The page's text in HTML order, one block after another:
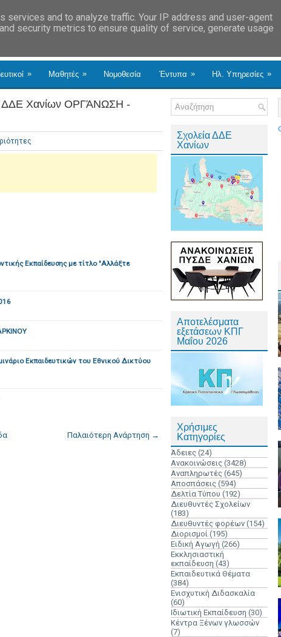
» Μαθητές » Νομοθεσία Έντυπα » Ηλ. Υπηρεσίες »
ΔΔΕ Χανίων ΟΡΓΆΝΩΣΗ -
Εκπαίδευσης με τίτλο "Αλλάξτε
Εκπαιδευτικών του Εθνικού Δικτύου
Παλαιότερη Ανάρτηση →
Σχολεία ΔΔΕ
Χανίων
Αποτελέσματα
εξετάσεων ΚΠΓ
Μαΐου 2026
Χρήσιμες
Κατηγορίες
Άδειες (24)
Ανακοινώσεις (3428)
Αναπληρωτές (645)
Αποσπάσεις (594)
Δελτία Τύπου (192)
Διευθυντές Σχολείων
(183)
Διευθυντές φορέων (154)
Διορισμοί (195)
Ειδική Αγωγή (266)
Εκκλησιαστική
εκπαίδευση (43)
Εκπαιδευτικά Θέματα
(384)
Ενισχυτική Διδασκαλία
(60)
Ιδιωτική Εκπαίδευση (30)
Κέντρα Ξένων γλωσσών
(7)
and to analyze traffic. Your IP address and user-agent
security metrics to ensure quality of service, generate usage